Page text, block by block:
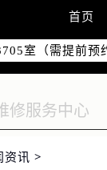
首页
楼D座11层1102
26层2603室（需
室（需提前预
层806室（需提
楼10层1008室
1803室（需提前
资讯 >